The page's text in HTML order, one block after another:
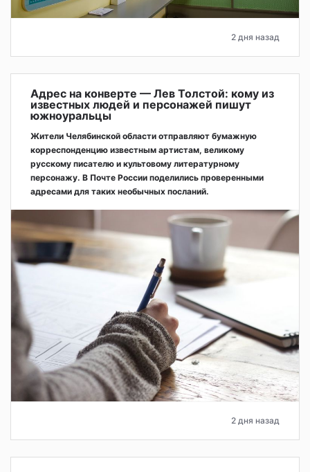
2 дня назад
Адрес на конверте — Лев Толстой: кому из
известных людей и персонажей пишут
южноуральцы
Жители Челябинской области отправляют бумажную
корреспонденцию известным артистам, великому
русскому писателю и культовому литературному
персонажу. В Почте России поделились проверенными
адресами для таких необычных посланий.
2 дня назад